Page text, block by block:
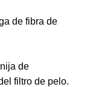
de fibra de
de
filtro de pelo.